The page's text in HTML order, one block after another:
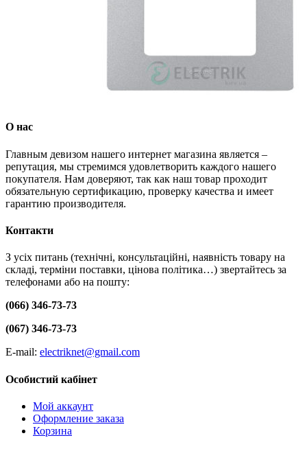
О нас
Главным девизом нашего интернет магазина является –
репутация, мы стремимся удовлетворить каждого нашего
покупателя. Нам доверяют, так как наш товар проходит
обязательную сертификацию, проверку качества и имеет
гарантию производителя.
Контакти
З усіх питань (технічні, консультаційні, наявність товару на
складі, терміни поставки, цінова політика…) звертайтесь за
телефонами або на пошту:
(066) 346-73-73
(067) 346-73-73
E-mail: electriknet@gmail.com
Особистий кабінет
Мой аккаунт
Оформление заказа
Корзина